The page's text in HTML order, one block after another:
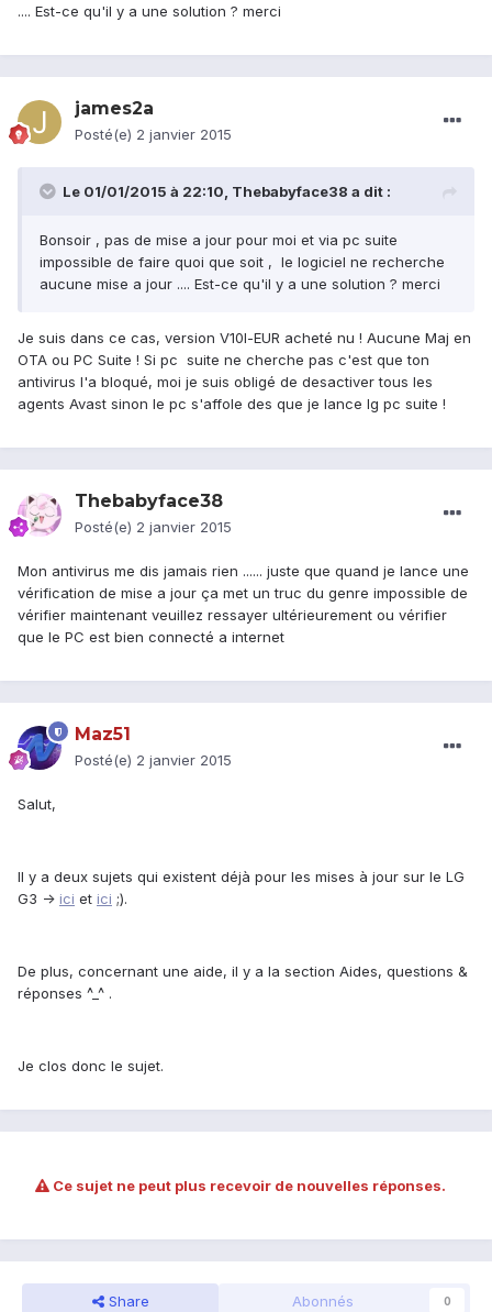
.... Est-ce qu'il y a une solution ? merci
james2a
Posté(e) 2 janvier 2015
Le 01/01/2015 à 22:10, Thebabyface38 a dit :
Bonsoir , pas de mise a jour pour moi et via pc suite
impossible de faire quoi que soit , le logiciel ne recherche
aucune mise a jour .... Est-ce qu'il y a une solution ? merci
Je suis dans ce cas, version V10l-EUR acheté nu ! Aucune Maj en
OTA ou PC Suite ! Si pc suite ne cherche pas c'est que ton
antivirus l'a bloqué, moi je suis obligé de desactiver tous les
agents Avast sinon le pc s'affole des que je lance lg pc suite !
Thebabyface38
Posté(e) 2 janvier 2015
Mon antivirus me dis jamais rien ...... juste que quand je lance une
vérification de mise a jour ça met un truc du genre impossible de
vérifier maintenant veuillez ressayer ultérieurement ou vérifier
que le PC est bien connecté a internet
Maz51
Posté(e) 2 janvier 2015
Salut,
Il y a deux sujets qui existent déjà pour les mises à jour sur le LG
G3 -> ici et ici ;).
De plus, concernant une aide, il y a la section Aides, questions &
réponses ^_^ .
Je clos donc le sujet.
Ce sujet ne peut plus recevoir de nouvelles réponses.
Share Abonnés 0